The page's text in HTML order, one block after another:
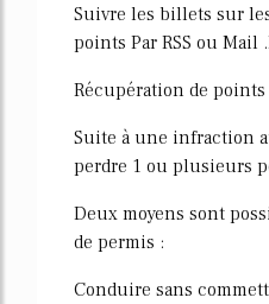
Suivre les billets sur
points Par RSS ou Mail
Récupération de points
Suite à une infraction
perdre 1 ou plusieurs
Deux moyens sont
de permis :
Conduire sans